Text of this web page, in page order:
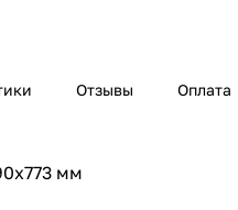
Отзывы Оплата
мм